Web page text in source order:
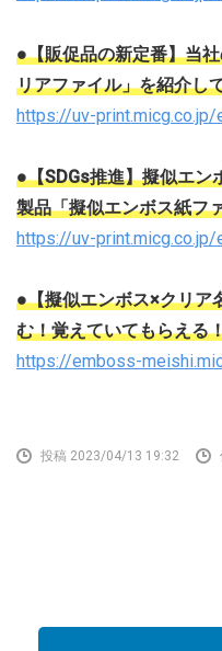
●【販促品の新定番】当
リアファイル」を紹介し
https://uv-print.micg.co.jp/
●【SDGs推進】擬似エン
製品「擬似エンボス紙フ
https://uv-print.micg.co.jp/
●【擬似エンボス×クリア
む！覚えていてもらえる
https://emboss-
投稿 2023/04/13 19:32